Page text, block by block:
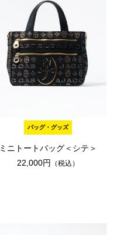
バッグ・グッズ
ミニトートバッグ＜シテ＞
22,000円
（税込）